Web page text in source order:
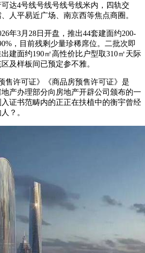
4号线号线号线号线米内，四轨交
人平易近广场、南京西等焦点商圈。
3月28日开盘，推出44套建面约200-
，目前残剩少量珍稀席位。二批次即
建面约190㎡高性价比户型取310㎡天际
及样板间已预定参不雅。
许可证》《商品房预售许可证》是
产办理部分向房地产开辟公司颁布的一
证书范畴内的正正在扶植中的衡宇曾经
？。